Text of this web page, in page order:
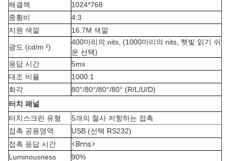
해결책
1024*768
종횡비
4:3
지원 색깔
16.7M 색깔
광도 (cd/m ²)
400마리의 nits, (1000마리의 nits, 햇빛 읽기 쉬
운 선택)
응답 시간
5ms
대조 비율
1000:1
화각
80°/80°/80°/80° (R/L/U/D)
터치 패널
터치스크린 유형
5개의 철사 저항하는 접촉
접촉 공용영역
USB (선택 RS232)
접촉 응답 시간
<8ms>
Luminousness
90%